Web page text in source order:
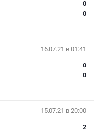
0
0
16.07.21 в 01:41
0
0
15.07.21 в 20:00
2